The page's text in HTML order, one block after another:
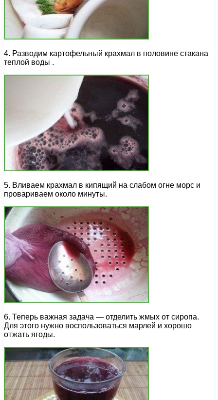
4. Разводим картофельный крахмал в половине стакана
теплой воды .
5. Вливаем крахмал в кипящий на слабом огне морс и
провариваем около минуты.
6. Теперь важная задача — отделить жмых от сиропа.
Для этого нужно воспользоваться марлей и хорошо
отжать ягоды.